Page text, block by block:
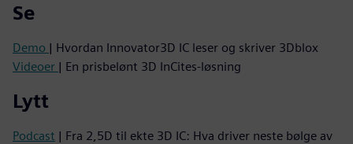
Se
Demo | Hvordan Innovator3D IC leser og skriver 3Dblox
Videoer | En prisbelønt 3D InCites-løsning
Lytt
Podcast | Fra 2,5D til ekte 3D IC: Hva driver neste bølge av